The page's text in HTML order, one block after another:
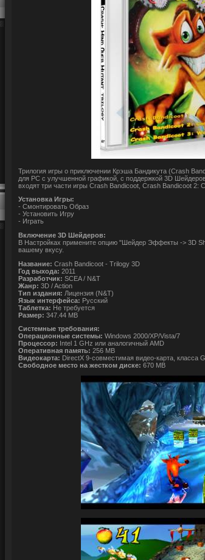
Трилогия игры о приключении Крэша Бандикута (Crash
для PC с улучшенной графикой, с поддержкой 3D
входят три части игры Crash Bandicoot, Crash Bandicoot 2:
Установка Игры:
- Смонтировать Образ
- Установить Игру
- Играть
Включение 3D Шейдеров:
В Настройках примените опцию "Шейдер Эффекты -> 3D
вашему вкусу.
Название: Crash Bandicoot - Trilogy 3D
Год выхода: 2011
Разработчик: SCEA / N&T
Жанр: 3D / Action
Тип издания: Лицензия (N&T)
Язык интерфейса: Русский
Таблетка: Не требуется
Размер: 347.44 MB
Системные требования:
Операционные системы: Windows 2000/XP/Vista/7
Процессор: Intel 1 GHz или аналогичный AMD
Оперативная память: 256 MB
Видеокарта: DirectX 9-совместимая видео-карта, класса
Свободное место на жестком диске: 670 MB